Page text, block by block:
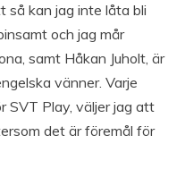
så kan jag inte låta bli
och jag mår
samt Håkan Juholt, är
vänner. Varje
SVT Play, väljer jag att
det är föremål för